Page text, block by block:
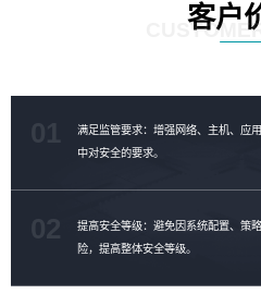
客户
满足监管要求：增强网络、主机、应
中对安全的要求。
提高安全等级：避免因系统配置、策
险，提高整体安全等级。